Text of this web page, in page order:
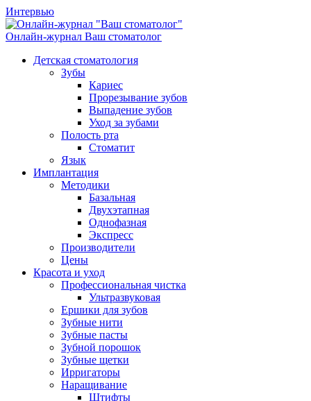
Интервью
Онлайн-журнал Ваш стоматолог
Детская стоматология
Зубы
Кариес
Прорезывание зубов
Выпадение зубов
Уход за зубами
Полость рта
Стоматит
Язык
Имплантация
Методики
Базальная
Двухэтапная
Однофазная
Экспресс
Производители
Цены
Красота и уход
Профессиональная чистка
Ультразвуковая
Ершики для зубов
Зубные нити
Зубные пасты
Зубной порошок
Зубные щетки
Ирригаторы
Наращивание
Штифты